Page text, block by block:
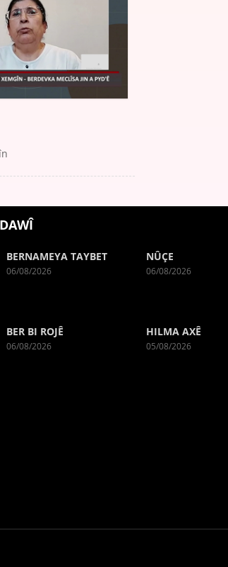
DAWÎ
BERNAMEYA TAYBET
06/08/2026
NÛÇE
06/08/2026
BER BI ROJÊ
06/08/2026
HILMA AXÊ
05/08/2026